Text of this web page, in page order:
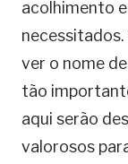
acolhimento
necessitados.
ver o nome
tão
aqui serão
valorosos